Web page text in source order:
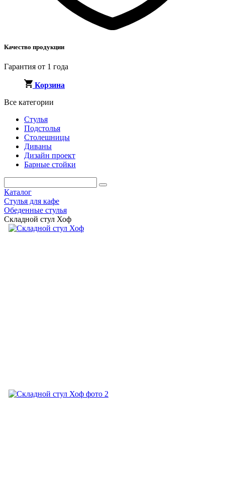
Качество продукции
Гарантия от 1 года
Корзина
Все категории
Стулья
Подстолья
Столешницы
Диваны
Дизайн проект
Барные стойки
Каталог
Стулья для кафе
Обеденные стулья
Складной стул Хоф